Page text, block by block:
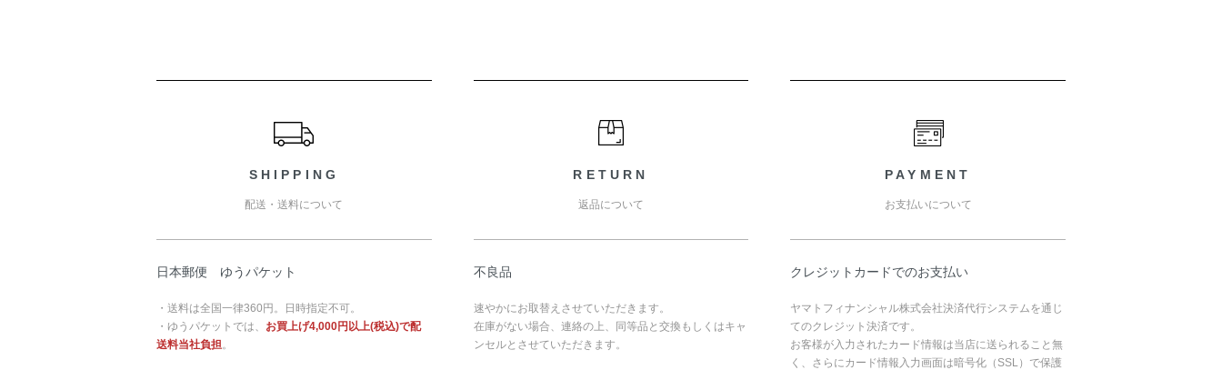
SHIPPING
配送・送料について
日本郵便 ゆうパケット
・送料は全国一律360円。日時指定不可。
・ゆうパケットでは、 お買上げ4,000円以上(税込)で配
送料当社負担 。
RETURN
返品について
不良品
速やかにお取替えさせていただきます。
在庫がない場合、連絡の上、同等品と交換もしくはキャ
ンセルとさせていただきます。
PAYMENT
お支払いについて
クレジットカードでのお支払い
ヤマトフィナンシャル株式会社決済代行システムを通じ
てのクレジット決済です。
お客様が入力されたカード情報は当店に送られること無
く、さらにカード情報入力画面は暗号化（SSL）で保護